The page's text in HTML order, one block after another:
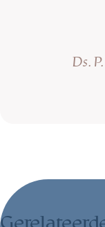
Ds.